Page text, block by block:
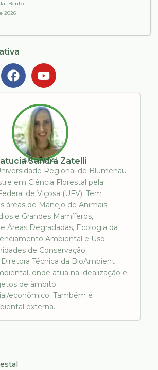
Bento
2026
AUTOR(A)
Sandra Zatelli
Regional de Blumenau
em Ciência Florestal pela
de Viçosa (UFV). Tem
áreas de Manejo de Animais
e Grandes Mamíferos,
Áreas Degradadas, Ecologia da
Ambiental e Uso
de Conservação.
Técnica da BioAmbient
onde atua na idealização e
de âmbito
econômico. Também é
externa.